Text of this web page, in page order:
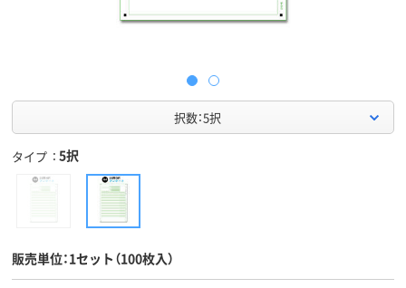
択数：5択
タイプ 5択
販売単位：1セット（100枚入）